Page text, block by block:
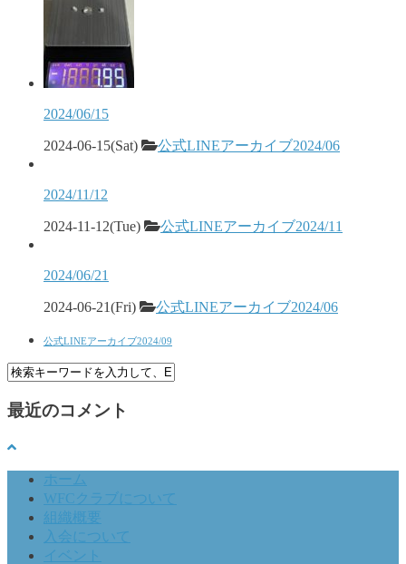
2024/06/15
2024-06-15(Sat) 公式LINEアーカイブ2024/06
2024/11/12
2024-11-12(Tue) 公式LINEアーカイブ2024/11
2024/06/21
2024-06-21(Fri) 公式LINEアーカイブ2024/06
公式LINEアーカイブ2024/09
最近のコメント
ホーム
WFCクラブについて
組織概要
入会について
イベント